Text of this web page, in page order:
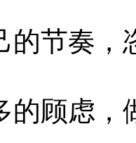
的节奏，
的顾虑，